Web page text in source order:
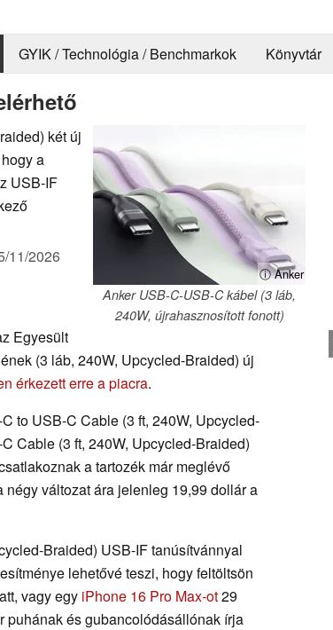
GYIK / Technológia / Benchmarkok Könyvtár
ⓘ Anker
Anker USB-C-USB-C kábel (3 láb,
240W, újrahasznosított fonott)
két új
a
USB-IF
11/2026
Egyesült
(3 láb, 240W, Upcycled-Braided) új
érkezett erre a piacra.
to USB-C Cable (3 ft, 240W, Upcycled-
Cable (3 ft, 240W, Upcycled-Braided)
a tartozék már meglévő
változat ára jelenleg 19,99 dollár a
Braided) USB-IF tanúsítvánnyal
lehetővé teszi, hogy feltöltsön
vagy egy iPhone 16 Pro Max-ot29
puhának és gubancolódásállónak írja